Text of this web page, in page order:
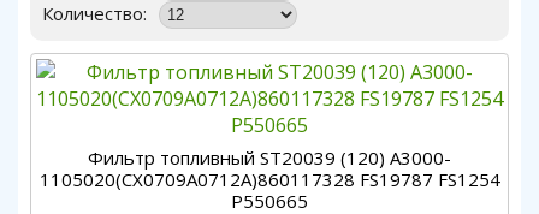
Количество:
Фильтр топливный ST20039 (120) A3000-
1105020(CX0709A0712A)860117328 FS19787 FS1254
P550665